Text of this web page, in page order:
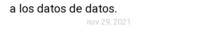
a los datos de datos.
nov 29, 2021